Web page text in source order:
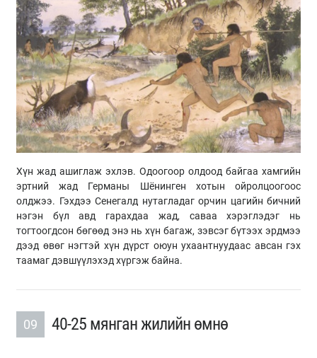
Хүн жад ашиглаж эхлэв. Одоогоор олдоод байгаа хамгийн
эртний жад Германы Шёнинген хотын ойролцоогоос
олджээ. Гэхдээ Сенегалд нутагладаг орчин цагийн бичний
нэгэн бүл авд гарахдаа жад, саваа хэрэглэдэг нь
тогтоогдсон бөгөөд энэ нь хүн багаж, зэвсэг бүтээх эрдмээ
дээд өвөг нэгтэй хүн дүрст оюун ухаантнуудаас авсан гэх
таамаг дэвшүүлэхэд хүргэж байна.
09 40-25 мянган жилийн өмнө